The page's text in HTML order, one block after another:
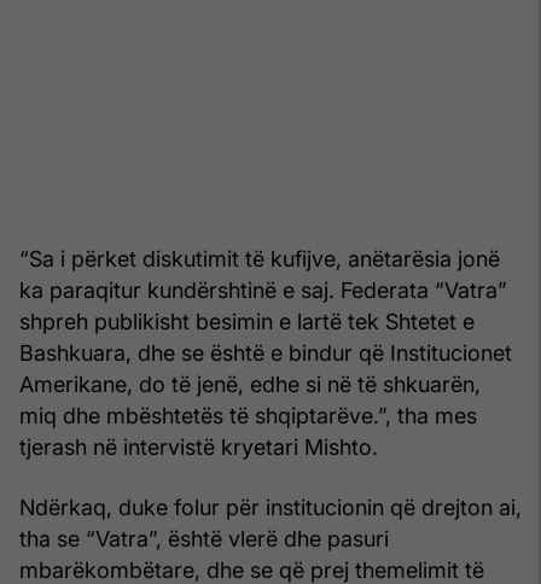
“Sa i përket diskutimit të kufijve, anëtarësia jonë
ka paraqitur kundërshtinë e saj. Federata “Vatra”
shpreh publikisht besimin e lartë tek Shtetet e
Bashkuara, dhe se është e bindur që Institucionet
Amerikane, do të jenë, edhe si në të shkuarën,
miq dhe mbështetës të shqiptarëve.”, tha mes
tjerash në intervistë kryetari Mishto.
Ndërkaq, duke folur për institucionin që drejton ai,
tha se “Vatra”, është vlerë dhe pasuri
mbarëkombëtare, dhe se që prej themelimit të